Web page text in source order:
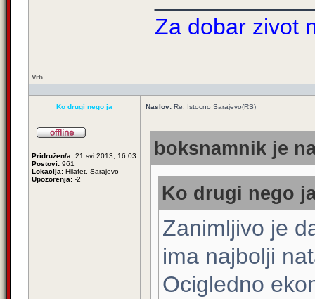
Za dobar zivot
Vrh
Ko drugi nego ja Naslov: Re: Istocno Sarajevo(RS)
Pridružen/a: 21 svi 2013, 16:03
Postovi: 961
Lokacija: Hilafet, Sarajevo
Upozorenja: -2
boksnamnik je
Ko drugi nego
Zanimljivo je
ima najbolji
Ocigledno